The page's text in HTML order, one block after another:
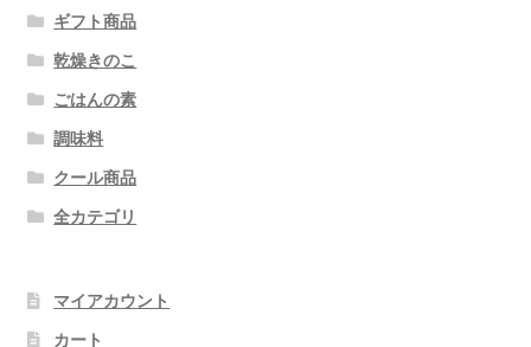
ギフト商品
乾燥きのこ
ごはんの素
調味料
クール商品
全カテゴリ
マイアカウント
カート